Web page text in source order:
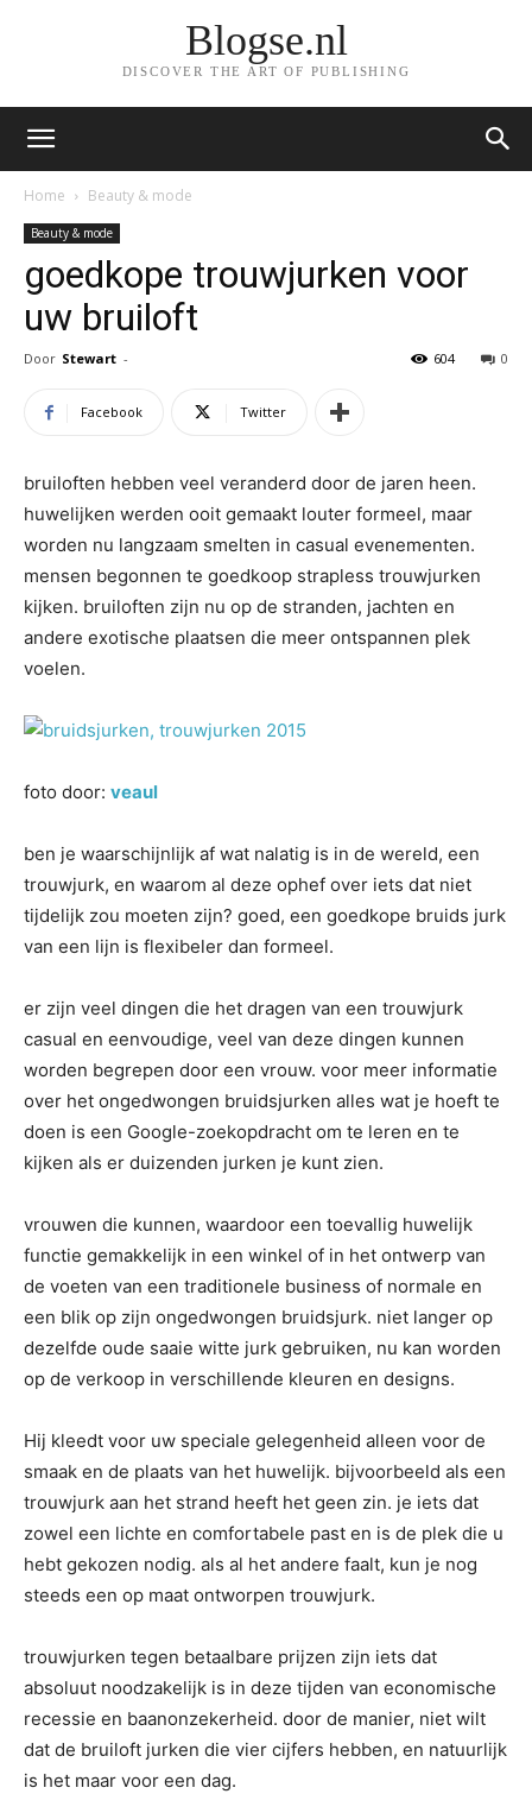
Blogse.nl
DISCOVER THE ART OF PUBLISHING
Home Beauty & mode
Beauty & mode
goedkope trouwjurken voor
uw bruiloft
Door Stewart - 0
604
Facebook Twitter
bruiloften hebben veel veranderd door de jaren heen.
huwelijken werden ooit gemaakt louter formeel, maar
worden nu langzaam smelten in casual evenementen.
mensen begonnen te goedkoop strapless trouwjurken
kijken. bruiloften zijn nu op de stranden, jachten en
andere exotische plaatsen die meer ontspannen plek
voelen.
foto door: veaul
ben je waarschijnlijk af wat nalatig is in de wereld, een
trouwjurk, en waarom al deze ophef over iets dat niet
tijdelijk zou moeten zijn? goed, een goedkope bruids jurk
van een lijn is flexibeler dan formeel.
er zijn veel dingen die het dragen van een trouwjurk
casual en eenvoudige, veel van deze dingen kunnen
worden begrepen door een vrouw. voor meer informatie
over het ongedwongen bruidsjurken alles wat je hoeft te
doen is een Google-zoekopdracht om te leren en te
kijken als er duizenden jurken je kunt zien.
vrouwen die kunnen, waardoor een toevallig huwelijk
functie gemakkelijk in een winkel of in het ontwerp van
de voeten van een traditionele business of normale en
een blik op zijn ongedwongen bruidsjurk. niet langer op
dezelfde oude saaie witte jurk gebruiken, nu kan worden
op de verkoop in verschillende kleuren en designs.
Hij kleedt voor uw speciale gelegenheid alleen voor de
smaak en de plaats van het huwelijk. bijvoorbeeld als een
trouwjurk aan het strand heeft het geen zin. je iets dat
zowel een lichte en comfortabele past en is de plek die u
hebt gekozen nodig. als al het andere faalt, kun je nog
steeds een op maat ontworpen trouwjurk.
trouwjurken tegen betaalbare prijzen zijn iets dat
absoluut noodzakelijk is in deze tijden van economische
recessie en baanonzekerheid. door de manier, niet wilt
dat de bruiloft jurken die vier cijfers hebben, en natuurlijk
is het maar voor een dag.